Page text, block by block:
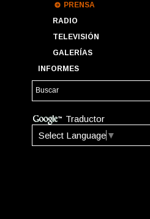
PRENSA
RADIO
TELEVISIÓN
GALERÍAS
INFORMES
Traductor
Select Language ▼